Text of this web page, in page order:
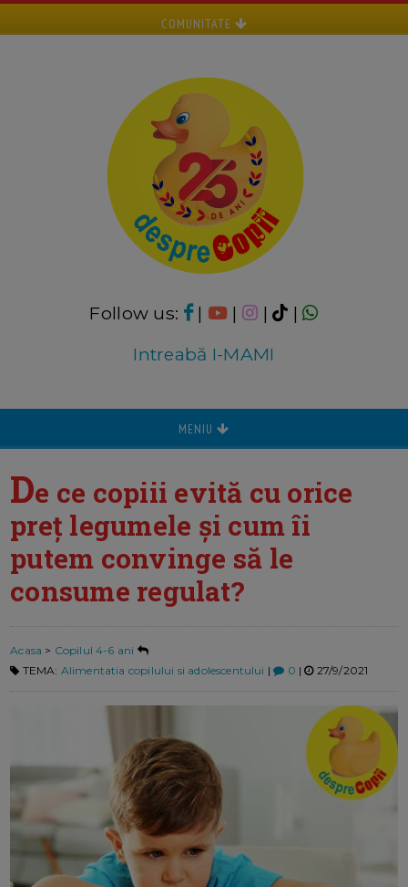
COMUNITATE
Follow us: | | |
|
Intreabă I-MAMI
MENIU
De ce copiii evită cu orice
preț legumele și cum îi
putem convinge să le
consume regulat?
Acasa > Copilul 4-6 ani
TEMA: Alimentatia copilului si adolescentului | 0 | 27/9/2021